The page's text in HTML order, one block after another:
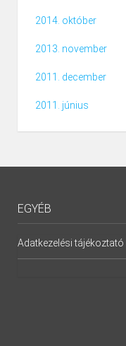
2014. október
2013. november
2011. december
2011. június
EGYÉB
Adatkezelési tájékoztató